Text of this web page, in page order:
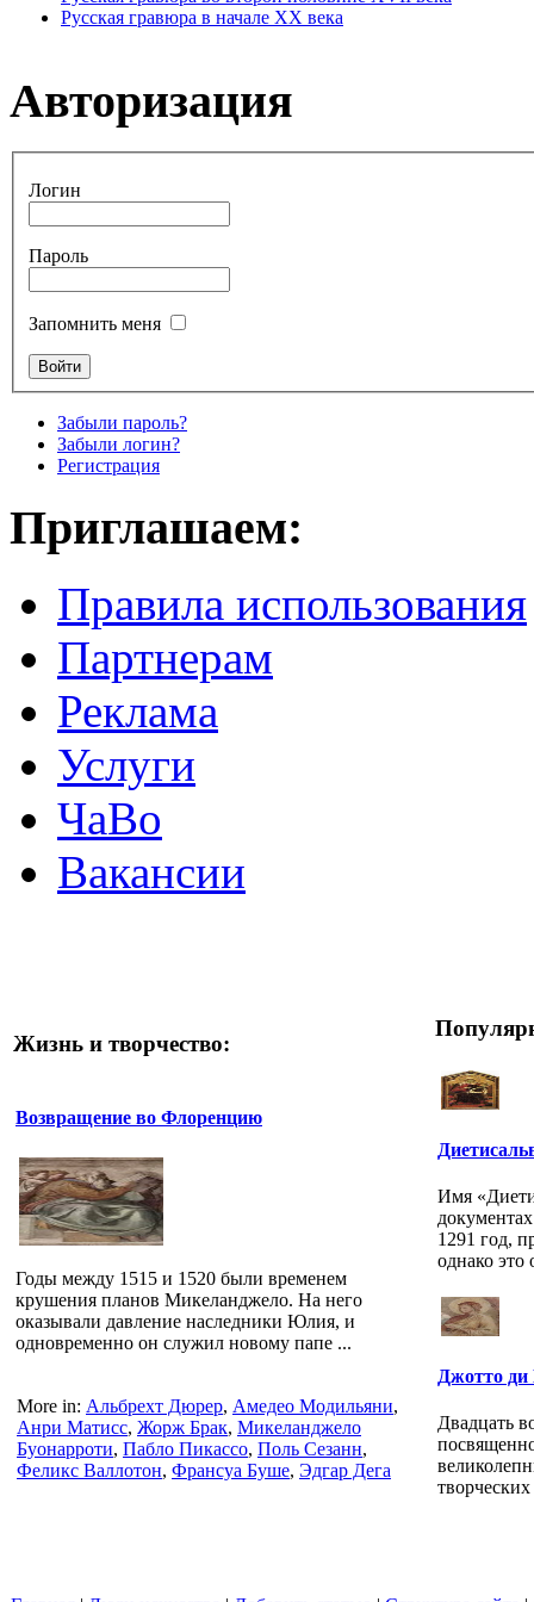
Русская гравюра в начале XX века
Авторизация
Логин
Пароль
Запомнить меня
Забыли пароль?
Забыли логин?
Регистрация
Приглашаем:
Правила использования
Партнерам
Реклама
Услуги
ЧаВо
Вакансии
Жизнь и творчество:
Возвращение во Флоренцию
Годы между 1515 и 1520 были временем
крушения планов Микеланджело. На него
оказывали давление наследники Юлия, и
одновременно он служил новому папе ...
More in: Альбрехт Дюрер, Амедео Модильяни,
Анри Матисс, Жорж Брак, Микеланджело
Буонарроти, Пабло Пикассо, Поль Сезанн,
Феликс Валлотон, Франсуа Буше, Эдгар Дега
Имя
1291 год,
однако это
Джотто ди
Двадцать